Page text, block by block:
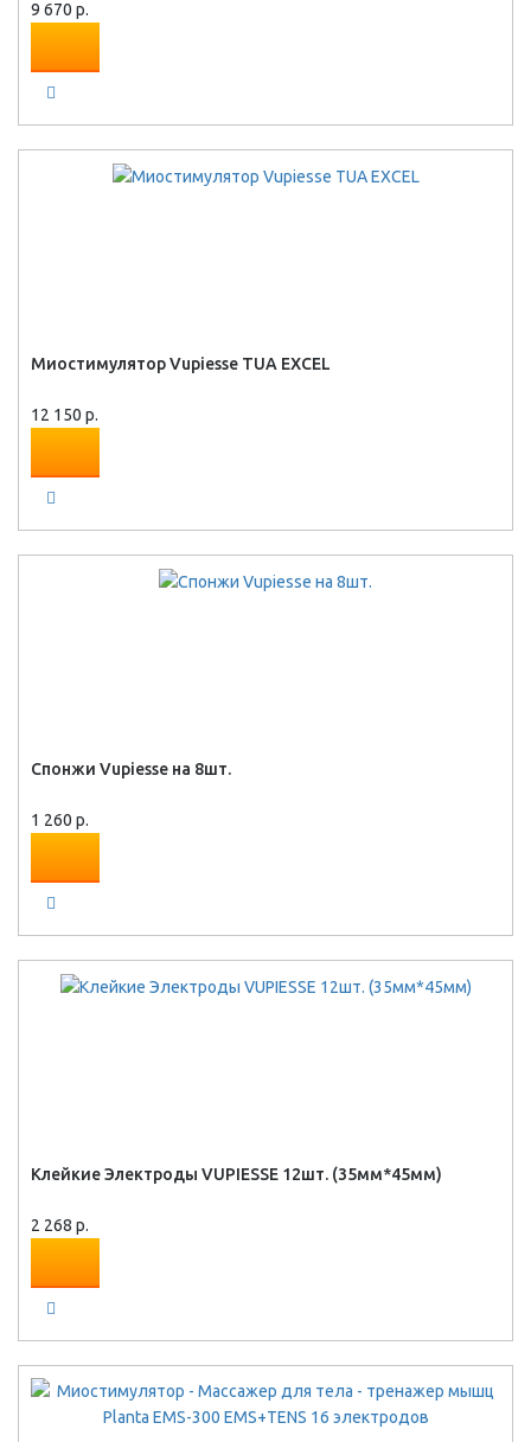
9 670 р.
Миостимулятор Vupiesse TUA EXCEL
12 150 р.
Спонжи Vupiesse на 8шт.
1 260 р.
Клейкие Электроды VUPIESSE 12шт. (35мм*45мм)
2 268 р.